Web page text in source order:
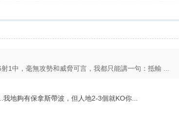
1中，毫無攻勢和威脅可言，我都只能講一句：抵輸 ...
地夠有保拿斯帶波，但人地2-3個就KO你...